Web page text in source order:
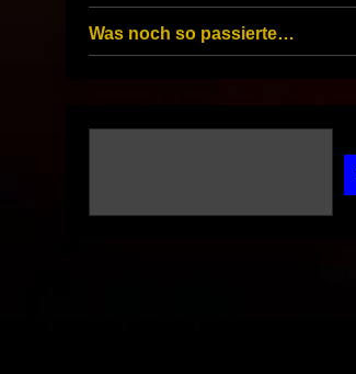
Was noch so passierte…